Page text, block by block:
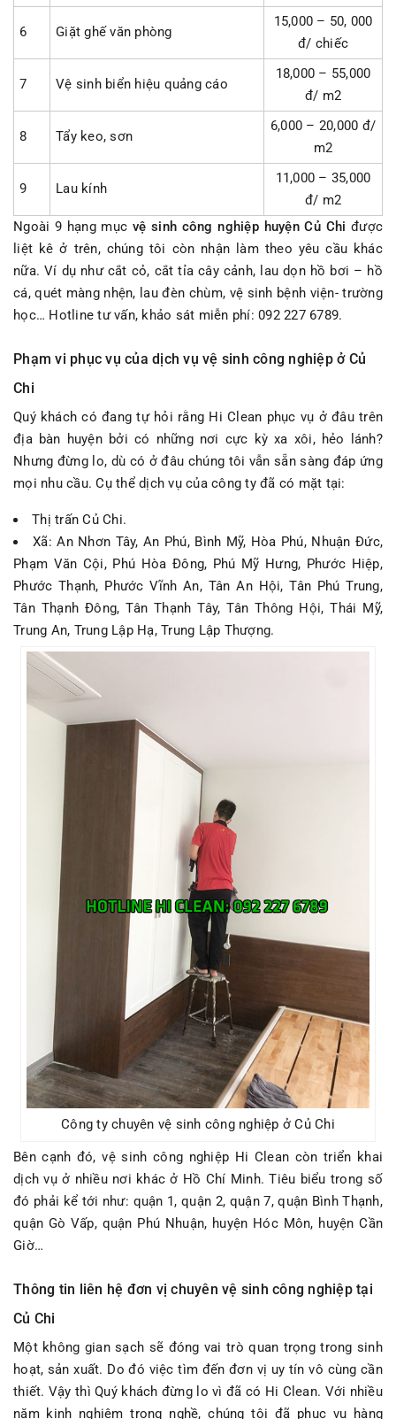
6 Giặt ghế văn phòng
15,000 – 50, 000
đ/ chiếc
7 Vệ sinh biển hiệu quảng cáo
18,000 – 55,000
đ/ m2
8 Tẩy keo, sơn
6,000 – 20,000 đ/
m2
9 Lau kính
11,000 – 35,000
đ/ m2
Ngoài 9 hạng mục vệ sinh công nghiệp huyện Củ Chi được
liệt kê ở trên, chúng tôi còn nhận làm theo yêu cầu khác
nữa. Ví dụ như cắt cỏ, cắt tỉa cây cảnh, lau dọn hồ bơi – hồ
cá, quét màng nhện, lau đèn chùm, vệ sinh bệnh viện- trường
học… Hotline tư vấn, khảo sát miễn phí: 092 227 6789.
Phạm vi phục vụ của dịch vụ vệ sinh công nghiệp ở Củ
Chi
Quý khách có đang tự hỏi rằng Hi Clean phục vụ ở đâu trên
địa bàn huyện bởi có những nơi cực kỳ xa xôi, hẻo lánh?
Nhưng đừng lo, dù có ở đâu chúng tôi vẫn sẵn sàng đáp ứng
mọi nhu cầu. Cụ thể dịch vụ của công ty đã có mặt tại:
Thị trấn Củ Chi.
Xã: An Nhơn Tây, An Phú, Bình Mỹ, Hòa Phú, Nhuận Đức,
Phạm Văn Cội, Phú Hòa Đông, Phú Mỹ Hưng, Phước Hiệp,
Phước Thạnh, Phước Vĩnh An, Tân An Hội, Tân Phú Trung,
Tân Thạnh Đông, Tân Thạnh Tây, Tân Thông Hội, Thái Mỹ,
Trung An, Trung Lập Hạ, Trung Lập Thượng.
Công ty chuyên vệ sinh công nghiệp ở Củ Chi
Bên cạnh đó, vệ sinh công nghiệp Hi Clean còn triển khai
dịch vụ ở nhiều nơi khác ở Hồ Chí Minh. Tiêu biểu trong số
đó phải kể tới như: quận 1, quận 2, quận 7, quận Bình Thạnh,
quận Gò Vấp, quận Phú Nhuận, huyện Hóc Môn, huyện Cần
Giờ…
Thông tin liên hệ đơn vị chuyên vệ sinh công nghiệp tại
Củ Chi
Một không gian sạch sẽ đóng vai trò quan trọng trong sinh
hoạt, sản xuất. Do đó việc tìm đến đơn vị uy tín vô cùng cần
thiết. Vậy thì Quý khách đừng lo vì đã có Hi Clean. Với nhiều
năm kinh nghiệm trong nghề, chúng tôi đã phục vụ hàng